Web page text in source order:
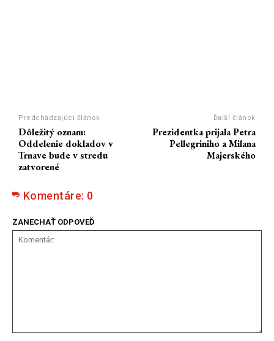
Predchádzajúci článok
Dôležitý oznam:
Oddelenie dokladov v
Trnave bude v stredu
zatvorené
Ďalší článok
Prezidentka prijala Petra
Pellegriniho a Milana
Majerského
Komentáre: 0
ZANECHAŤ ODPOVEĎ